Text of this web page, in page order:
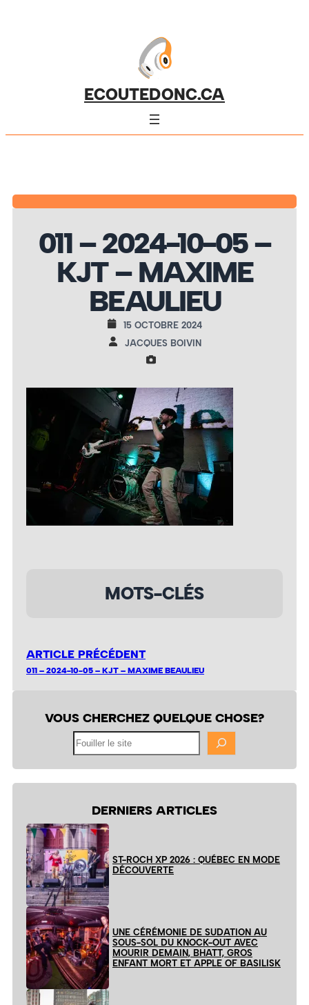
ECOUTEDONC.CA
011 – 2024-10-05 –
KJT – MAXIME
BEAULIEU
15 OCTOBRE 2024
JACQUES BOIVIN
MOTS-CLÉS
ARTICLE PRÉCÉDENT
011 – 2024-10-05 – KJT – MAXIME BEAULIEU
VOUS CHERCHEZ QUELQUE CHOSE?
DERNIERS ARTICLES
ST-ROCH XP 2026 : QUÉBEC EN MODE
DÉCOUVERTE
UNE CÉRÉMONIE DE SUDATION AU
SOUS-SOL DU KNOCK-OUT AVEC
MOURIR DEMAIN, BHATT, GROS
ENFANT MORT ET APPLE OF BASILISK